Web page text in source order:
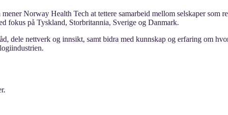
Norway Health Tech at tettere samarbeid mellom selskaper som
fokus på Tyskland, Storbritannia, Sverige og Danmark.
dele nettverk og innsikt, samt bidra med kunnskap og erfaring om